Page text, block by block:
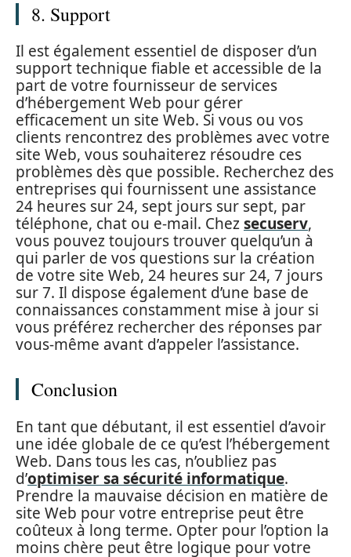
8. Support
Il est également essentiel de disposer d’un
support technique fiable et accessible de la
part de votre fournisseur de services
d’hébergement Web pour gérer
efficacement un site Web. Si vous ou vos
clients rencontrez des problèmes avec votre
site Web, vous souhaiterez résoudre ces
problèmes dès que possible. Recherchez des
entreprises qui fournissent une assistance
24 heures sur 24, sept jours sur sept, par
téléphone, chat ou e-mail. Chezsecuserv,
vous pouvez toujours trouver quelqu’un à
qui parler de vos questions sur la création
de votre site Web, 24 heures sur 24, 7 jours
sur 7. Il dispose également d’une base de
connaissances constamment mise à jour si
vous préférez rechercher des réponses par
vous-même avant d’appeler l’assistance.
Conclusion
En tant que débutant, il est essentiel d’avoir
une idée globale de ce qu’est l’hébergement
Web. Dans tous les cas, n’oubliez pas
d’optimiser sa sécurité informatique.
Prendre la mauvaise décision en matière de
site Web pour votre entreprise peut être
coûteux à long terme. Opter pour l’option la
moins chère peut être logique pour votre